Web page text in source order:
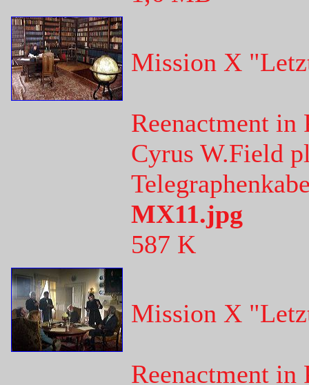
Mission X
Reenactment in
Cyrus W.Field
MX11.jpg
587 K
Mission X
Reenactment in